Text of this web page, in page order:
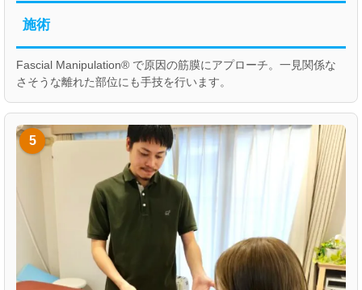
施術
Fascial Manipulation® で原因の筋膜にアプローチ。一見関係な
さそうな離れた部位にも手技を行います。
5